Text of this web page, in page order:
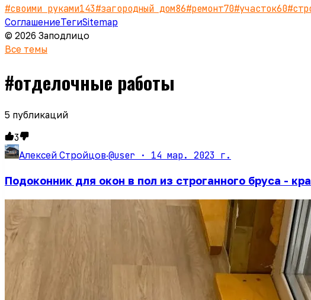
#своими руками143#загородный дом86#ремонт70#участок60#
СоглашениеТегиSitemap
© 2026 Заподлицо
Все темы
#отделочные работы
5 публикаций
3
Алексей Стройцов·@user · 14 мар. 2023 г.
Подоконник для окон в пол из строганного бруса -